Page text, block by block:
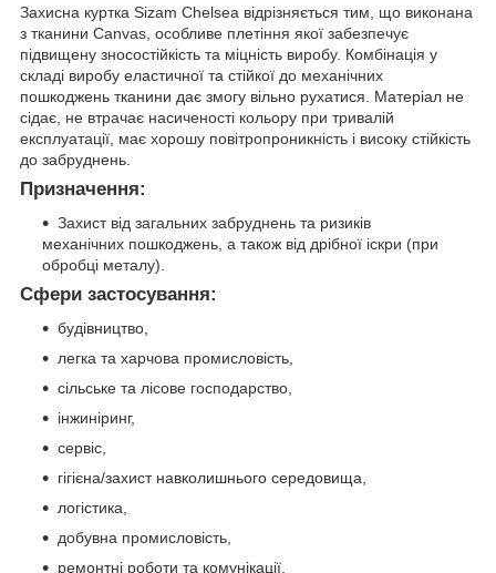
Захисна куртка Sizam Chelsea відрізняється тим, що виконана
з тканини Canvas, особливе плетіння якої забезпечує
підвищену зносостійкість та міцність виробу. Комбінація у
складі виробу еластичної та стійкої до механічних
пошкоджень тканини дає змогу вільно рухатися. Матеріал не
сідає, не втрачає насиченості кольору при тривалій
експлуатації, має хорошу повітропроникність і високу стійкість
до забруднень.
Призначення:
Захист від загальних забруднень та ризиків
механічних пошкоджень, а також від дрібної іскри (при
обробці металу).
Сфери застосування:
будівництво,
легка та харчова промисловість,
сільське та лісове господарство,
інжиніринг,
сервіс,
гігієна/захист навколишнього середовища,
логістика,
добувна промисловість,
ремонтні роботи та комунікації,